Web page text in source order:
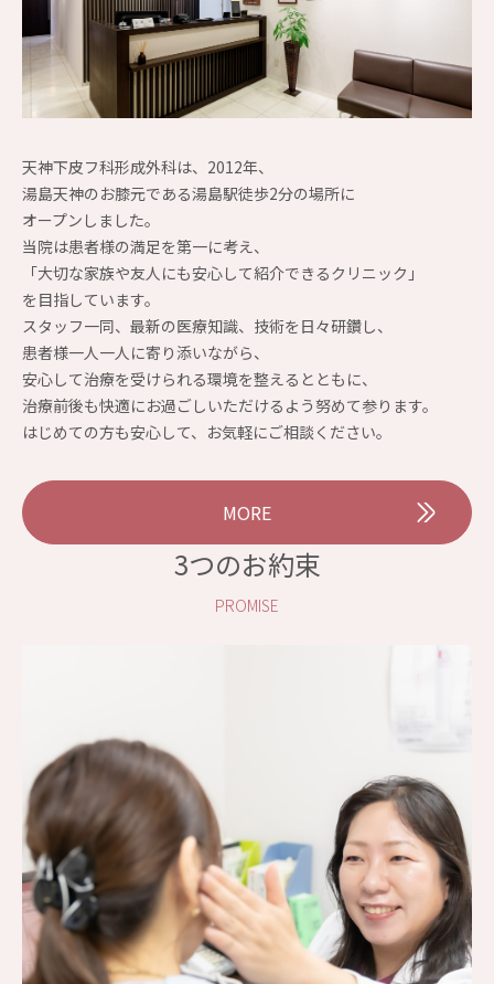
天神下皮フ科形成外科は、2012年、
湯島天神のお膝元である湯島駅徒歩2分の場所に
オープンしました。
当院は患者様の満足を第一に考え、
「大切な家族や友人にも安心して紹介できるクリニック」
を目指しています。
スタッフ一同、最新の医療知識、技術を日々研鑽し、
患者様一人一人に寄り添いながら、
安心して治療を受けられる環境を整えるとともに、
治療前後も快適にお過ごしいただけるよう努めて参ります。
はじめての方も安心して、お気軽にご相談ください。
MORE
3つのお約束
PROMISE